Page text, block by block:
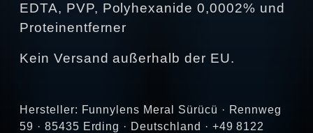
EDTA, PVP, Polyhexanide 0,0002% und
Proteinentferner
Kein Versand außerhalb der EU.
Hersteller: Funnylens Meral Sürücü · Rennweg
59 · 85435 Erding · Deutschland · +49 8122